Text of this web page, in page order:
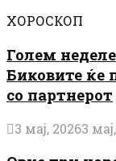
ХОРОСКОП
Голем
Биковите ќе
со партнерот
3 мај, 20263